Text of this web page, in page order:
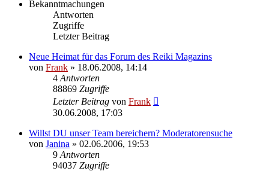
Bekanntmachungen
Antworten
Zugriffe
Letzter Beitrag
Neue Heimat für das Forum des Reiki Magazins
von Frank » 18.06.2008, 14:14
4 Antworten
88869 Zugriffe
Letzter Beitrag von Frank
30.06.2008, 17:03
Willst DU unser Team bereichern? Moderatorensuche
von Janina » 02.06.2006, 19:53
9 Antworten
94037 Zugriffe